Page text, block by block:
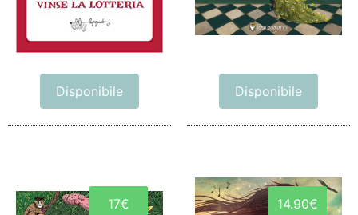
Disponibile Disponibile
17€ 14.90€